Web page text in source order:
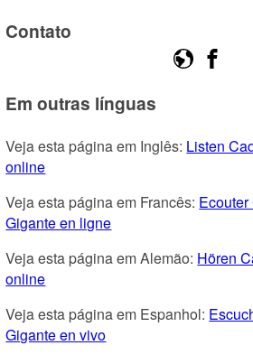
Contato
Em outras línguas
Veja esta página em Inglês: Listen
online
Veja esta página em Francês:
Gigante en ligne
Veja esta página em Alemão: Hören
online
Veja esta página em Espanhol:
Gigante en vivo